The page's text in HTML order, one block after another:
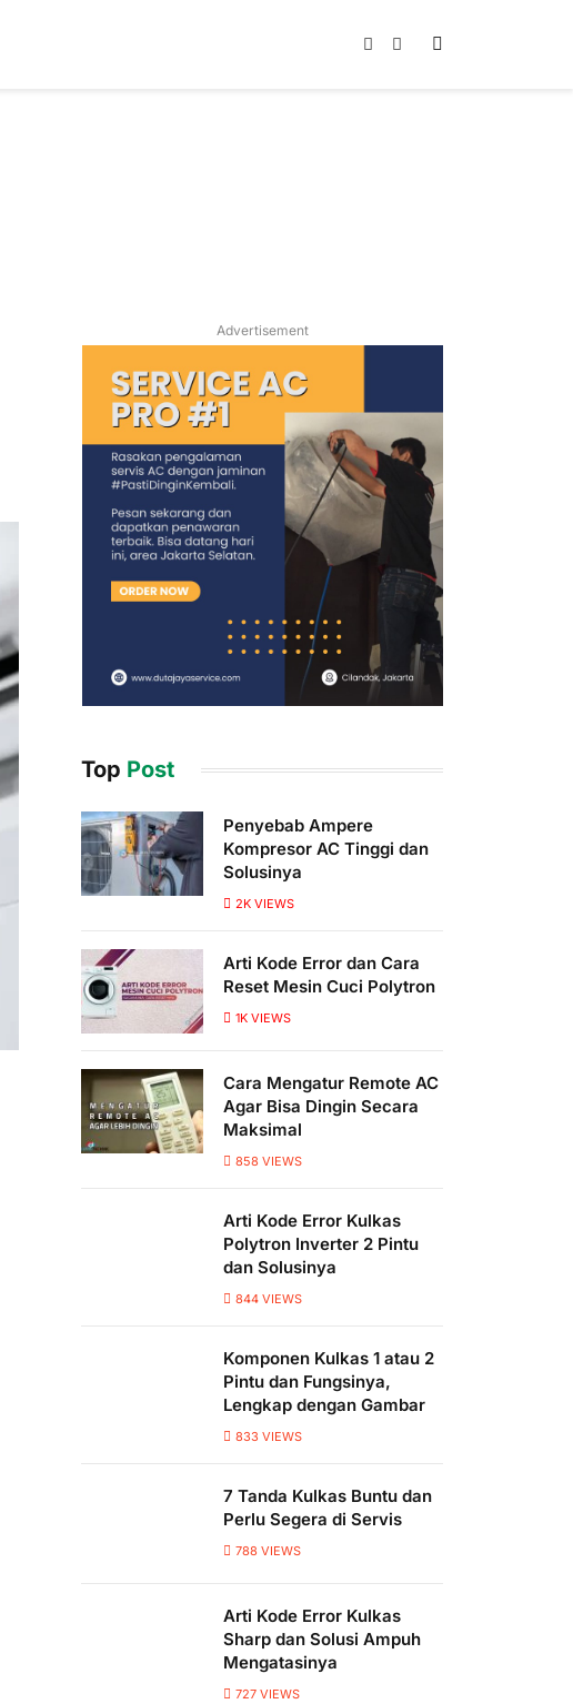
Instagram
TikTok
Advertisement
Top Post
Penyebab Ampere
Kompresor AC Tinggi dan
Solusinya
2K VIEWS
Arti Kode Error dan Cara
Reset Mesin Cuci Polytron
1K VIEWS
Cara Mengatur Remote AC
Agar Bisa Dingin Secara
Maksimal
858 VIEWS
Arti Kode Error Kulkas
Polytron Inverter 2 Pintu
dan Solusinya
844 VIEWS
Komponen Kulkas 1 atau 2
Pintu dan Fungsinya,
Lengkap dengan Gambar
833 VIEWS
7 Tanda Kulkas Buntu dan
Perlu Segera di Servis
788 VIEWS
Arti Kode Error Kulkas
Sharp dan Solusi Ampuh
Mengatasinya
727 VIEWS